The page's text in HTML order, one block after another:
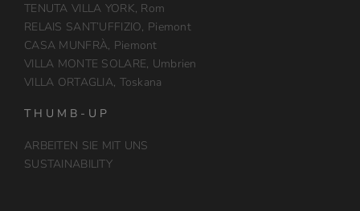
TENUTA VILLA YORK, Rom
RELAIS SANT’UFFIZIO, Piemont
CASA MUNFRÀ, Piemont
VILLA MONTE SOLARE, Umbrien
VILLA ORTAGLIA, Toskana
THUMB-UP
ARBEITEN SIE MIT UNS
SUSTAINABILITY